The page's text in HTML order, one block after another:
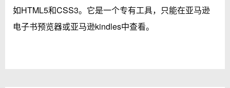
如HTML5和CSS3。它是一个专有工具，只能在亚马逊
电子书预览器或亚马逊kindles中查看。